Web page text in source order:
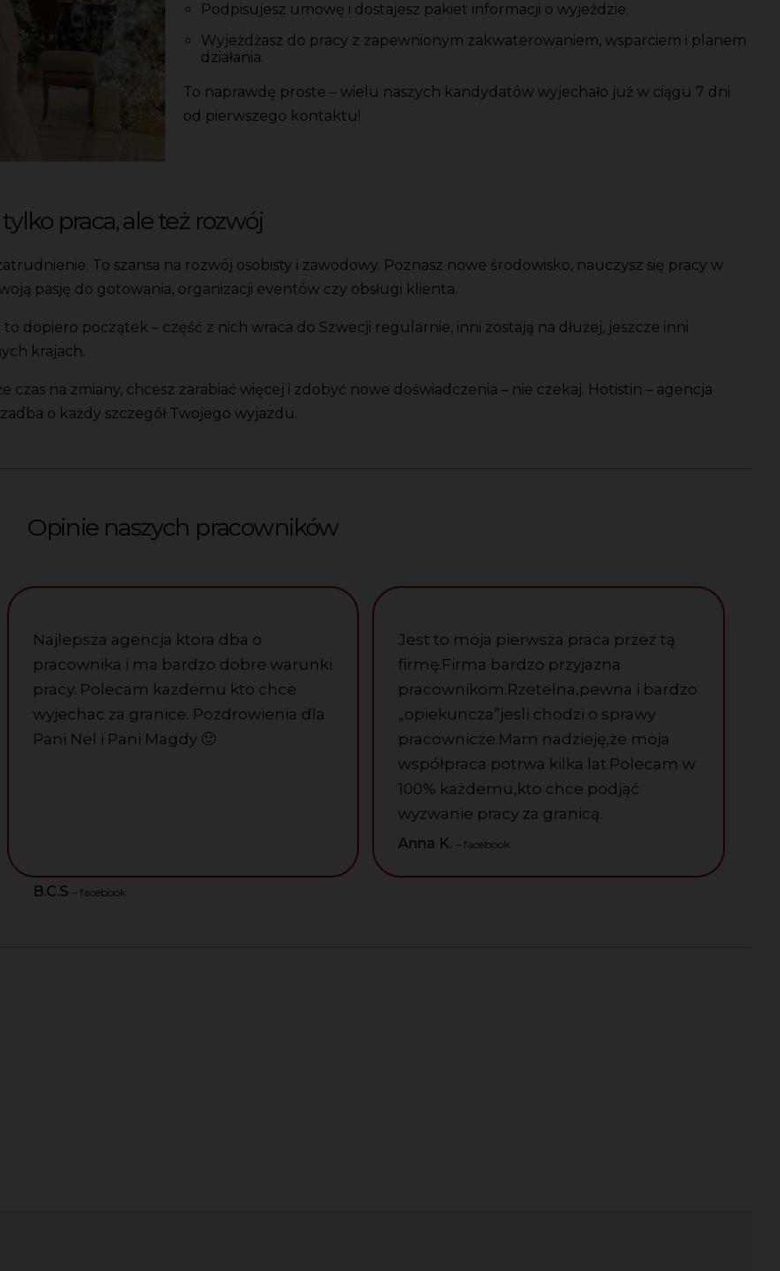
Podpisujesz umowę i dostajesz pakiet informacji o wyjeździe.
Wyjeżdżasz do pracy z zapewnionym zakwaterowaniem, wsparciem i planem
działania.
To naprawdę proste – wielu naszych kandydatów wyjechało już w ciągu 7 dni
od pierwszego kontaktu!
praca, ale też rozwój
To szansa na rozwój osobisty i zawodowy. Poznasz nowe środowisko, nauczysz się pracy w
pasję do gotowania, organizacji eventów czy obsługi klienta.
dopiero początek – część z nich wraca do Szwecji regularnie, inni zostają na dłużej, jeszcze inni
krajach.
czas na zmiany, chcesz zarabiać więcej i zdobyć nowe doświadczenia – nie czekaj. Hotistin – agencja
o każdy szczegół Twojego wyjazdu.
Opinie naszych pracowników
Najlepsza agencja ktora dba o
pracownika i ma bardzo dobre warunki
pracy. Polecam kazdemu kto chce
wyjechac za granice. Pozdrowienia dla
Pani Nel i Pani Magdy 🙂
B.C.S – facebook
Jest to moja pierwsza praca przez tą
firmę.Firma bardzo przyjazna
pracownikom.Rzetelna,pewna i bardzo
„opiekuncza”jesli chodzi o sprawy
pracownicze.Mam nadzieję,że moja
współpraca potrwa kilka lat.Polecam w
100% każdemu,kto chce podjąć
wyzwanie pracy za granicą.
Anna K.– facebook